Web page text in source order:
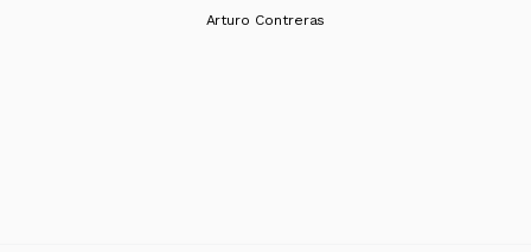
Arturo Contreras